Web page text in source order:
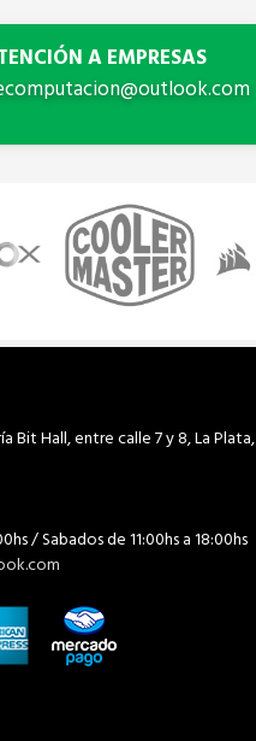
A EMPRESAS
Bit Hall, entre calle 7 y 8, La Plata,
/ Sabados de 11:00hs a 18:00hs